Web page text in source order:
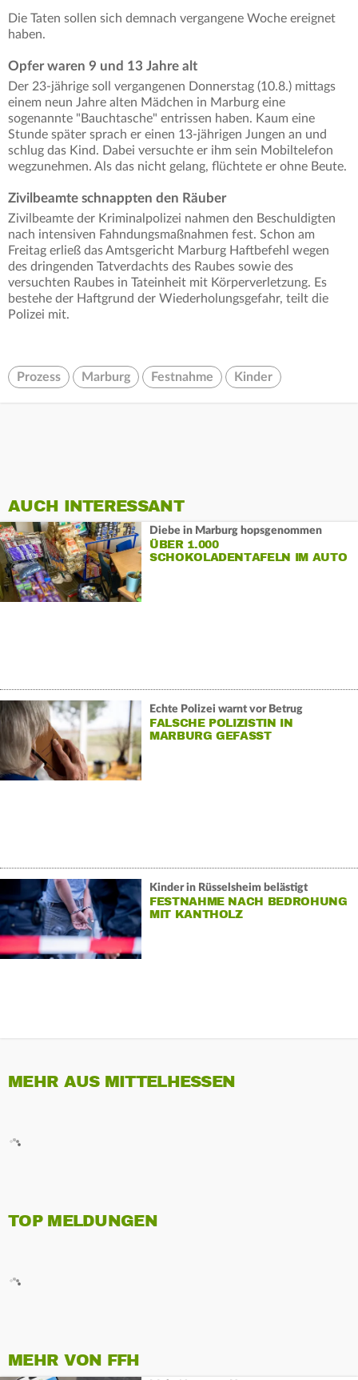
Die Taten sollen sich demnach vergangene Woche ereignet
haben.
Opfer waren 9 und 13 Jahre alt
Der 23-jährige soll vergangenen Donnerstag (10.8.) mittags
einem neun Jahre alten Mädchen in Marburg eine
sogenannte "Bauchtasche" entrissen haben. Kaum eine
Stunde später sprach er einen 13-jährigen Jungen an und
schlug das Kind. Dabei versuchte er ihm sein Mobiltelefon
wegzunehmen. Als das nicht gelang, flüchtete er ohne Beute.
Zivilbeamte schnappten den Räuber
Zivilbeamte der Kriminalpolizei nahmen den Beschuldigten
nach intensiven Fahndungsmaßnahmen fest. Schon am
Freitag erließ das Amtsgericht Marburg Haftbefehl wegen
des dringenden Tatverdachts des Raubes sowie des
versuchten Raubes in Tateinheit mit Körperverletzung. Es
bestehe der Haftgrund der Wiederholungsgefahr, teilt die
Polizei mit.
Prozess Marburg Festnahme Kinder
AUCH INTERESSANT
Diebe in Marburg hopsgenommen
ÜBER 1.000
SCHOKOLADENTAFELN IM AUTO
Echte Polizei warnt vor Betrug
FALSCHE POLIZISTIN IN
MARBURG GEFASST
Kinder in Rüsselsheim belästigt
FESTNAHME NACH BEDROHUNG
MIT KANTHOLZ
MEHR AUS MITTELHESSEN
TOP MELDUNGEN
MEHR VON FFH